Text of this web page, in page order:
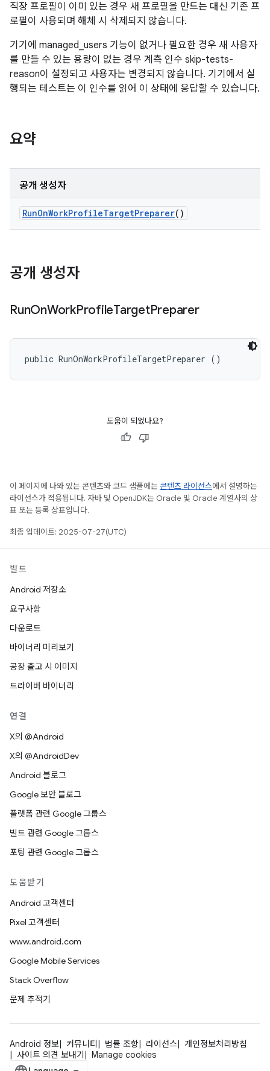
직장 프로필이 이미 있는 경우 새 프로필을 만드는 대신 기존 프
로필이 사용되며 해체 시 삭제되지 않습니다.
기기에 managed_users 기능이 없거나 필요한 경우 새 사용자
를 만들 수 있는 용량이 없는 경우 계측 인수 skip-tests-
reason이 설정되고 사용자는 변경되지 않습니다. 기기에서 실
행되는 테스트는 이 인수를 읽어 이 상태에 응답할 수 있습니다.
요약
공개 생성자
RunOnWorkProfileTargetPreparer()
공개 생성자
RunOnWorkProfileTargetPreparer
public RunOnWorkProfileTargetPreparer ()
도움이 되었나요?
이 페이지에 나와 있는 콘텐츠와 코드 샘플에는 콘텐츠 라이선스에서 설명하는
라이선스가 적용됩니다. 자바 및 OpenJDK는 Oracle 및 Oracle 계열사의 상
표 또는 등록 상표입니다.
최종 업데이트: 2025-07-27(UTC)
빌드
Android 저장소
요구사항
다운로드
바이너리 미리보기
공장 출고 시 이미지
드라이버 바이너리
연결
X의 @Android
X의 @AndroidDev
Android 블로그
Google 보안 블로그
플랫폼 관련 Google 그룹스
빌드 관련 Google 그룹스
포팅 관련 Google 그룹스
도움받기
Android 고객센터
Pixel 고객센터
www.android.com
Google Mobile Services
Stack Overflow
문제 추적기
Android 정보 커뮤니티 법률 조항 라이선스
개인정보처리방침
사이트 의견 보내기
Manage cookies